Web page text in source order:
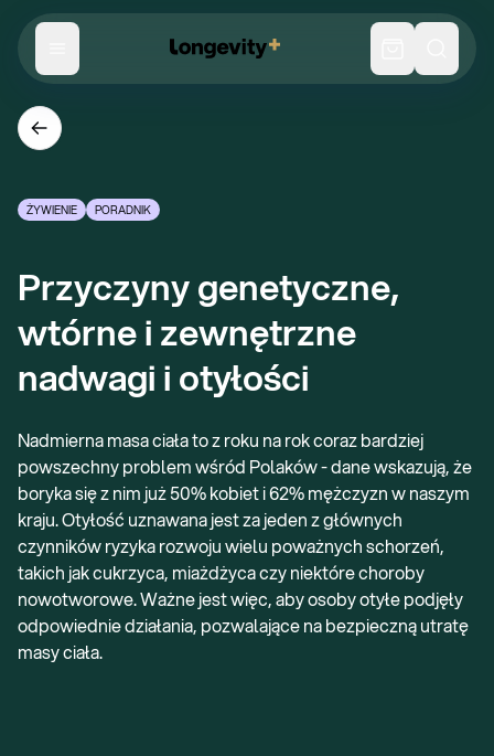
ŻYWIENIE PORADNIK
Przyczyny genetyczne,
wtórne i zewnętrzne
nadwagi i otyłości
Nadmierna masa ciała to z roku na rok coraz bardziej
powszechny problem wśród Polaków - dane wskazują, że
boryka się z nim już 50% kobiet i 62% mężczyzn w naszym
kraju. Otyłość uznawana jest za jeden z głównych
czynników ryzyka rozwoju wielu poważnych schorzeń,
takich jak cukrzyca, miażdżyca czy niektóre choroby
nowotworowe. Ważne jest więc, aby osoby otyłe podjęły
odpowiednie działania, pozwalające na bezpieczną utratę
masy ciała.